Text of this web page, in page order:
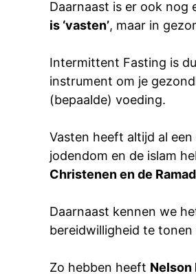
Daarnaast is er ook nog
is ‘vasten’, maar in
Intermittent Fasting is
instrument om je
(bepaalde) voeding.
Vasten heeft altijd al
jodendom en de islam
Christenen en de
Daarnaast kennen we
bereidwilligheid te
Zo hebben heeft Nelson